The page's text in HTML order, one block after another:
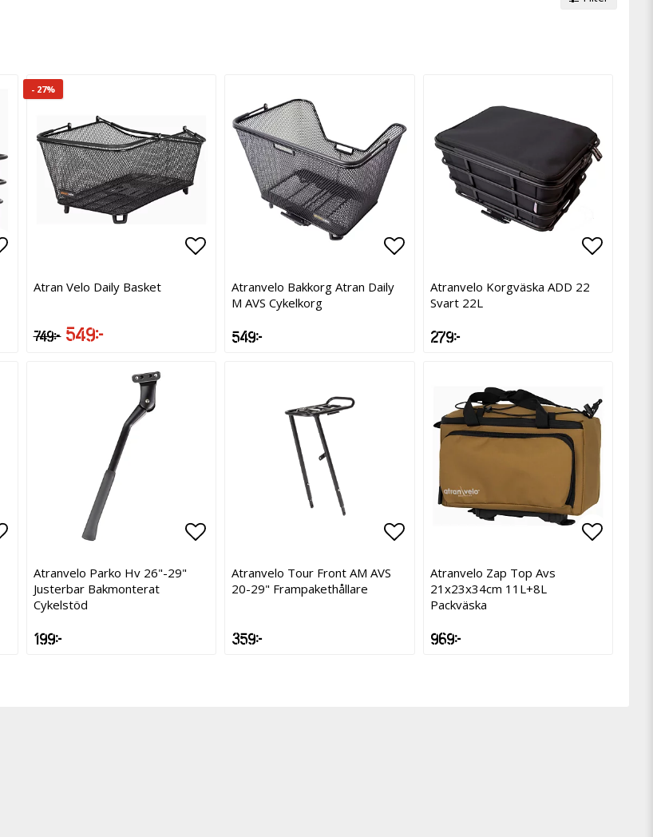
Lägg till i favoritlistan
Lägg till i favoritlistan
- 27%
Lägg till i favoritlistan
Atran Velo Daily Basket
749 kr 549 kr
Lägg till i favoritlistan
Atranvelo Bakkorg Atran Daily
M AVS Cykelkorg
549 kr
Lägg
Atranvelo Korgväska ADD 22
Svart 22L
279 kr
Lägg till i favoritlistanLägg till i favoritlistan
Lägg till i favoritlistan
Atranvelo Parko Hv 26"-29"
Justerbar Bakmonterat
Cykelstöd
199 kr
Lägg till i favoritlistan
Lägg till i favoritlistan
Atranvelo Tour Front AM AVS
20-29" Frampakethållare
359 kr
Atranvelo Zap Top Avs
21x23x34cm 11L+8L
Packväska
969 kr